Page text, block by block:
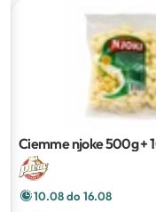
Ciemme njoke500g +
10.08 do 16.08